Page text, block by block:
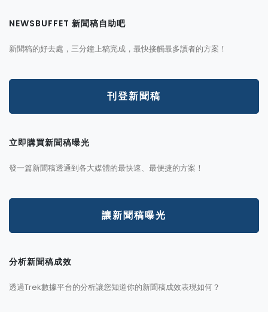
NEWSBUFFET 新聞稿自助吧
新聞稿的好去處，三分鐘上稿完成，最快接觸最多讀者的方案！
刊登新聞稿
立即購買新聞稿曝光
發一篇新聞稿透通到各大媒體的最快速、最便捷的方案！
讓新聞稿曝光
分析新聞稿成效
透過Trek數據平台的分析讓您知道你的新聞稿成效表現如何？